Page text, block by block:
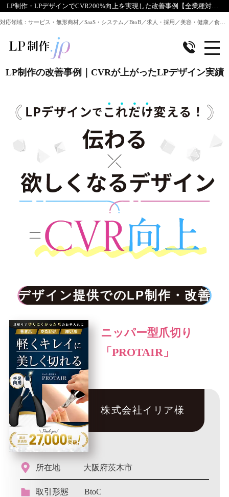
LP制作・LPデザインでCVR200%向上を実現した改善事例【全業種対応】
LP制作の改善事例｜CVRが上がったLPデザイン実績
デザイン提供でのLP制作・改善
ニッパー型爪切り
「PROTAIR」
株式会社イリア様
所在地 大阪府茨木市
取引形態 BtoC